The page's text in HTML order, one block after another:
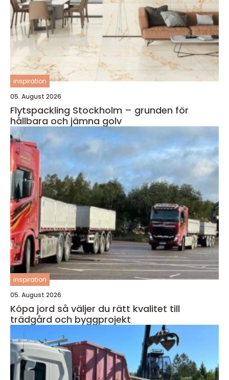
inspiration
05. August 2026
Flytspackling Stockholm – grunden för
hållbara och jämna golv
inspiration
05. August 2026
Köpa jord så väljer du rätt kvalitet till
trädgård och byggprojekt